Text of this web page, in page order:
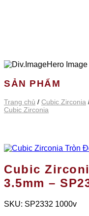
SẢN PHẨM
Trang chủ / Cubic Zirconia
Cubic Zirconia
Cubic
3.5mm –
SKU: SP2332 1000v